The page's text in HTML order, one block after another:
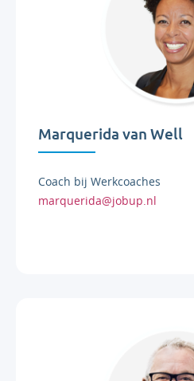
Marquerida van Well
Coach bij Werkcoaches
marquerida@jobup.nl